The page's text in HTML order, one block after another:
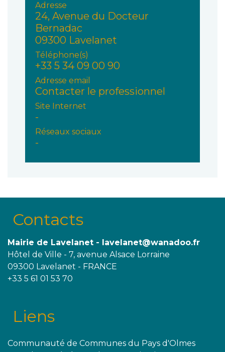
Adresse
24, Avenue du Docteur
Bernadac
09300 Lavelanet
Téléphone(s)
+33 5 34 09 00 90
Adresse email
Contacter le professionnel
Site Internet
-
Réseaux sociaux
-
Contacts
Mairie de Lavelanet - lavelanet@wanadoo.fr
Hôtel de Ville - 7, avenue Alsace Lorraine
09300 Lavelanet - FRANCE
+33 5 61 01 53 70
Liens
Communauté de Communes du Pays d'Olmes